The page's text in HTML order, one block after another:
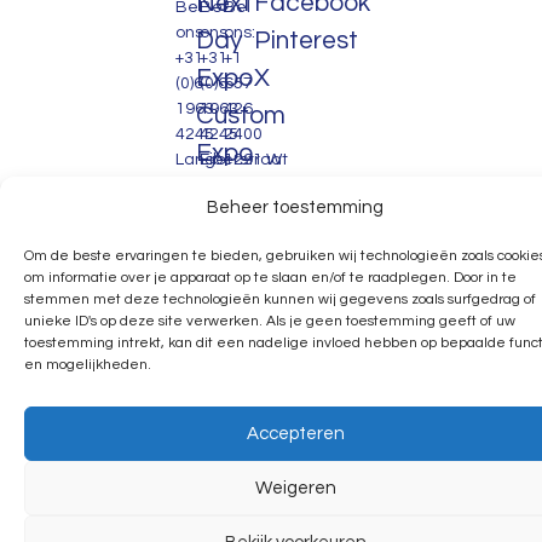
Beheer toestemming
Om de beste ervaringen te bieden, gebruiken wij technologieën zoals
om informatie over je apparaat op te slaan en/of te raadplegen. Door in te
stemmen met deze technologieën kunnen wij gegevens zoals surfgedrag of
unieke ID's op deze site verwerken. Als je geen toestemming geeft of uw
toestemming intrekt, kan dit een nadelige invloed hebben op bepaalde
en mogelijkheden.
Accepteren
Weigeren
Bel
ons:
+31
(0)6
1963
4245
Lange
Apeldoorn
info@makingevents.nl
Bel
ons:
+31
(0)6
1963
4245
Eiberstraat
9404
Assen
info@makingevents.nl
Bel
ons:
+1
657
426
2400
1291 W
Ave
558.
Tampa,
FL
33626
Day
Expo
Custom
Expo
Portfolio
Contact
FAQ
Pinterest
X